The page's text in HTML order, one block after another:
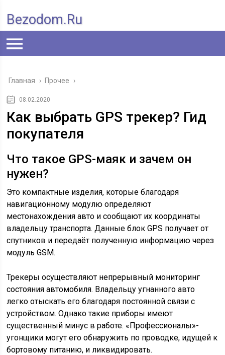
Bezodom.ru
Главная › Прочее ›
08.02.2020
Как выбрать GPS трекер? Гид
покупателя
Что такое GPS-маяк и зачем он
нужен?
Это компактные изделия, которые благодаря
навигационному модулю определяют
местонахождения авто и сообщают их координаты
владельцу транспорта. Данные блок GPS получает от
спутников и передаёт полученную информацию через
модуль GSM.
Трекеры осуществляют непрерывный мониторинг
состояния автомобиля. Владельцу угнанного авто
легко отыскать его благодаря постоянной связи с
устройством. Однако такие приборы имеют
существенный минус в работе. «Профессионалы»-
угонщики могут его обнаружить по проводке, идущей к
бортовому питанию, и ликвидировать.